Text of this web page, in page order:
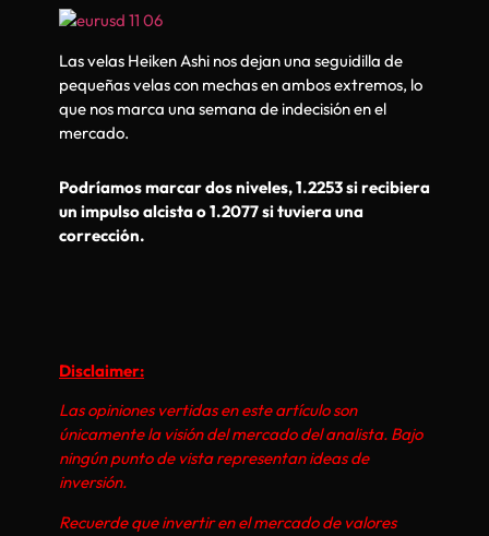
Las velas Heiken Ashi nos dejan una seguidilla de
pequeñas velas con mechas en ambos extremos, lo
que nos marca una semana de indecisión en el
mercado.
Podríamos marcar dos niveles, 1.2253 si recibiera
un impulso alcista o 1.2077 si tuviera una
corrección.
Disclaimer:
Las opiniones vertidas en este artículo son
únicamente la visión del mercado del analista. Bajo
ningún punto de vista representan ideas de
inversión.
Recuerde que invertir en el mercado de valores